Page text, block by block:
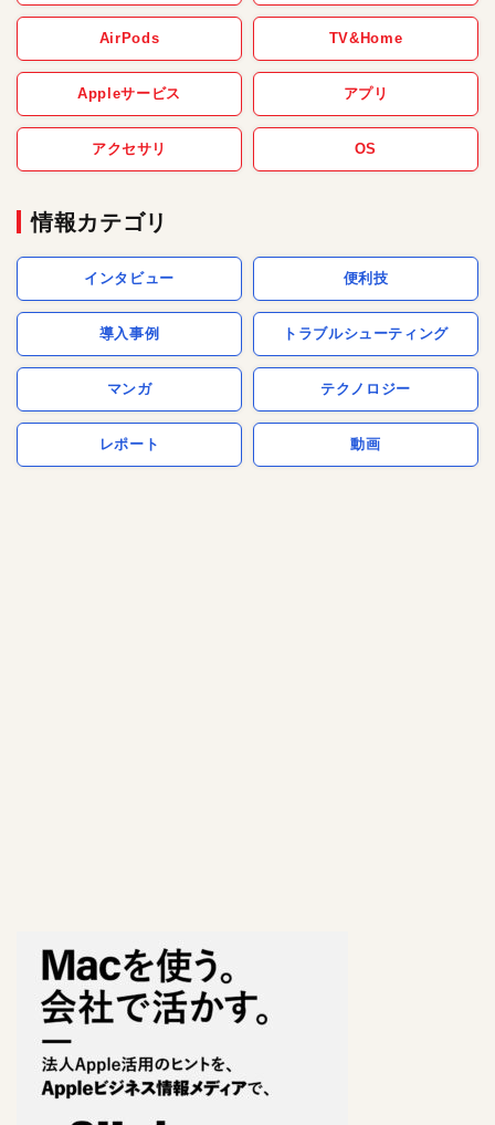
AirPods TV&Home
Appleサービス アプリ
アクセサリ OS
情報カテゴリ
インタビュー 便利技
導入事例 トラブルシューティング
マンガ テクノロジー
レポート 動画